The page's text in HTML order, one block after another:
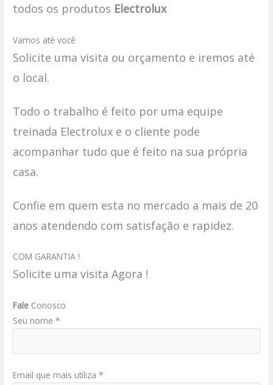
todos os produtos Electrolux
Vamos até você
Solicite uma visita ou orçamento e iremos até
o local.
Todo o trabalho é feito por uma equipe
treinada Electrolux e o cliente pode
acompanhar tudo que é feito na sua própria
casa.
Confie em quem esta no mercado a mais de 20
anos atendendo com satisfação e rapidez.
COM GARANTIA !
Solicite uma visita Agora !
Fale Conosco
Seu nome *
Email que mais utiliza *